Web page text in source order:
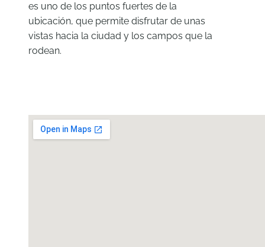
es uno de los puntos fuertes de la
ubicación, que permite disfrutar de unas
vistas hacia la ciudad y los campos que la
rodean.